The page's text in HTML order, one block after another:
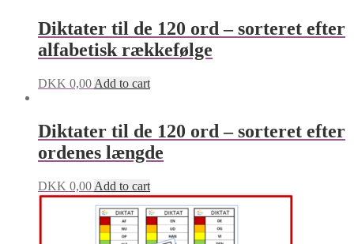
Diktater til de 120 ord – sorteret efter
alfabetisk rækkefølge
DKK 0,00 Add to cart
Diktater til de 120 ord – sorteret efter
ordenes længde
DKK 0,00 Add to cart